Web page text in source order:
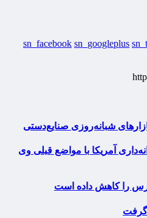
sn_facebook sn_googleplus
آمریکا با مواضع قبلی وی
را کاهش داده است